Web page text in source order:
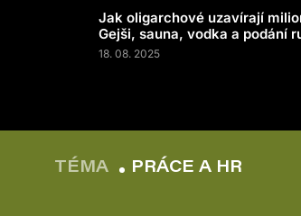
Jak oligarchové uzavírají
Gejši, sauna, vodka a podání
18. 08. 2025
TÉMA PRÁCE A HR